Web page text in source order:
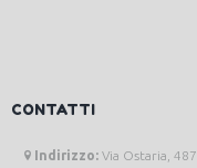
CONTATTI
Indirizzo: Via Ostaria, 487